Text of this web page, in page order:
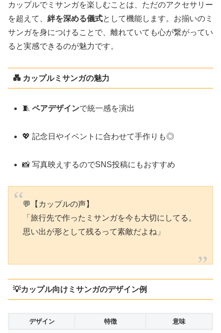
カップルでミサンガを楽しむことは、ただのアクセサリー
を超えて、 絆を深める儀式として機能します。お揃いのミ
サンガを身につけることで、離れていても心が繋がってい
ると実感できるのが魅力です。
💑 カップルミサンガの魅力
🧵ペアデザインで統一感を演出
💖 記念日やイベントに合わせて手作りも◎
📸 写真映えするのでSNS投稿にもおすすめ
💬【カップルの声】
「旅行先で作ったミサンガを今も大切にしてる。
思い出が形として残るって素敵だよね」
💡カップル向けミサンガのデザイン例
デザイン 特徴 意味